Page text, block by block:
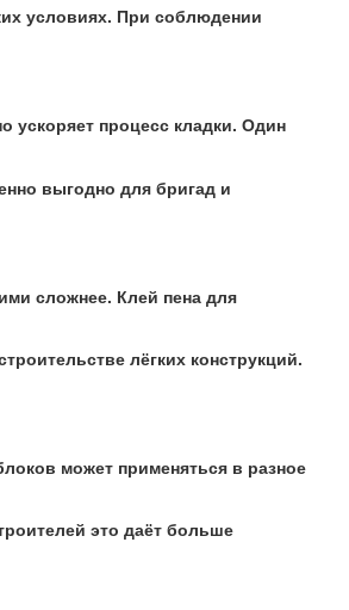
условиях. При соблюдении
ускоряет процесс кладки. Один
выгодно для бригад и
сложнее. Клей пена для
лёгких конструкций.
может применяться в разное
это даёт больше